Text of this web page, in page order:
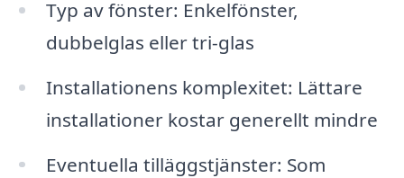
Typ av fönster: Enkelfönster,
dubbelglas eller tri-glas
Installationens komplexitet: Lättare
installationer kostar generellt mindre
Eventuella tilläggstjänster: Som